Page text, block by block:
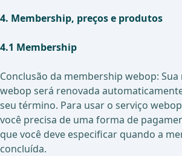
4. Membership, preços e produtos
4.1 Membership
Conclusão da membership webop:
webop será renovada
seu término. Para usar o serviço
você precisa de uma forma de
que você deve especificar quando a
concluída.